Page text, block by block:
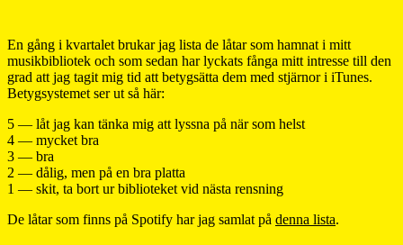
En gång i kvartalet brukar jag lista de låtar som hamnat i mitt
musikbibliotek och som sedan har lyckats fånga mitt intresse till den
grad att jag tagit mig tid att betygsätta dem med stjärnor i iTunes.
Betygsystemet ser ut så här:
5 — låt jag kan tänka mig att lyssna på när som helst
4 — mycket bra
3 — bra
2 — dålig, men på en bra platta
1 — skit, ta bort ur biblioteket vid nästa rensning
De låtar som finns på Spotify har jag samlat på denna lista.